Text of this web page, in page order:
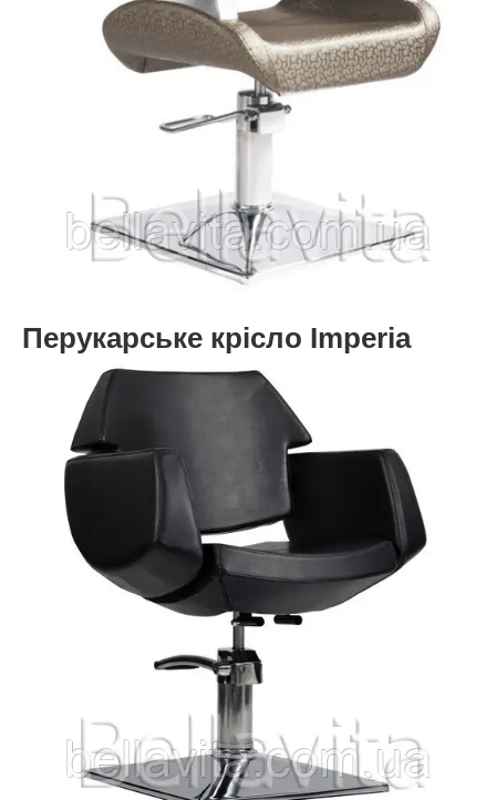
Перукарське крісло Imperia